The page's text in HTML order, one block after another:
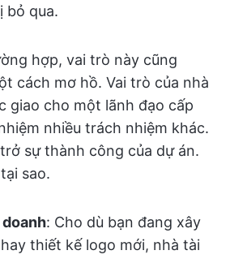
bỏ qua.
hợp, vai trò này cũng
cách mơ hồ. Vai trò của nhà
giao cho một lãnh đạo cấp
nhiều trách nhiệm khác.
sự thành công của dự án.
sao.
: Cho dù bạn đang xây
thiết kế logo mới, nhà tài